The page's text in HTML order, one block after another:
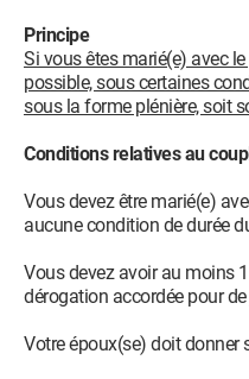
Principe
Si vous êtes marié(e) avec
possible, sous certaines
sous la forme plénière, soit
Conditions relatives au
Vous devez être marié(e)
aucune condition de durée
Vous devez avoir au moins
dérogation accordée pour
Votre époux(se) doit donner